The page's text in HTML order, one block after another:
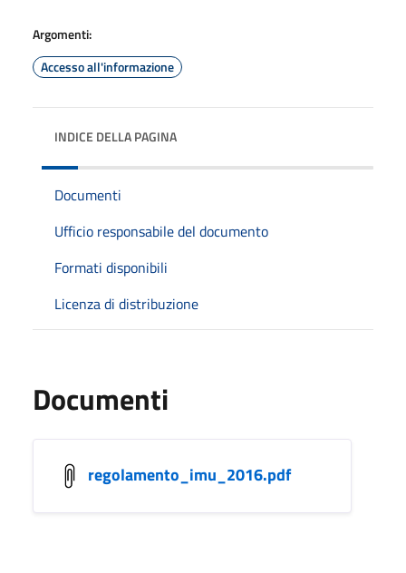
Argomenti:
Accesso all'informazione
INDICE DELLA PAGINA
Documenti
Ufficio responsabile del documento
Formati disponibili
Licenza di distribuzione
Documenti
regolamento_imu_2016.pdf